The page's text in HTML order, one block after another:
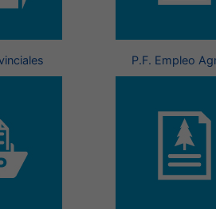
P.F. Empleo